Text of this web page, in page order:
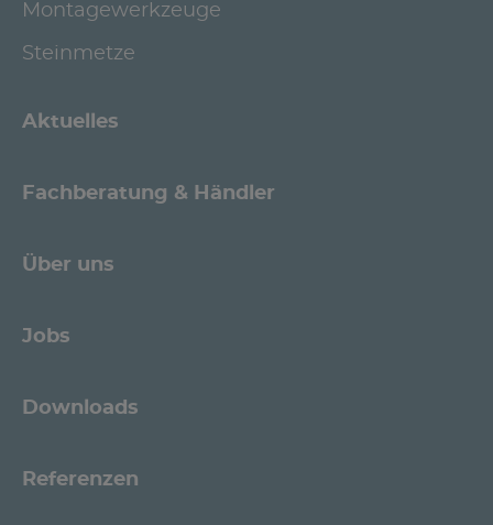
Montagewerkzeuge
Steinmetze
Aktuelles
Fachberatung & Händler
Über uns
Jobs
Downloads
Referenzen